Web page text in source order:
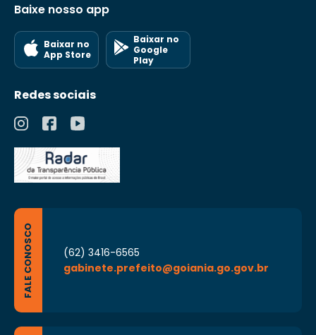
Baixe nosso app
Baixar no
App Store
Baixar no
Google
Play
Redes sociais
FALE CONOSCO
(62) 3416-6565
gabinete.prefeito@goiania.go.gov.br